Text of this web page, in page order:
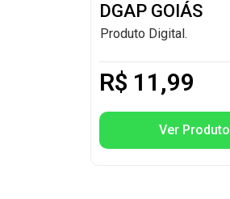
DGAP GOIÁS
Produto Digital.
R$ 11,99
Ver Produto